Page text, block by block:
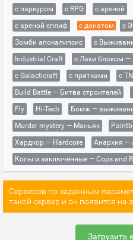
с паркуром
с RPG с ареной
с ареной сплиф
с донатом с
Зомби апокалипсис
с
Industrial Craft
с Лаки блоком —
с Galacticraft
с прятками с
Build Battle — Битва строителей
Fly
Hi-Tech
Бомж —
Murder mystery — Маньяк
Хардкор — Hardcore
Анархия —
Копы и заключённые — Cops and
Серверов по заданным
такой сервер и он появится на
Загрузить